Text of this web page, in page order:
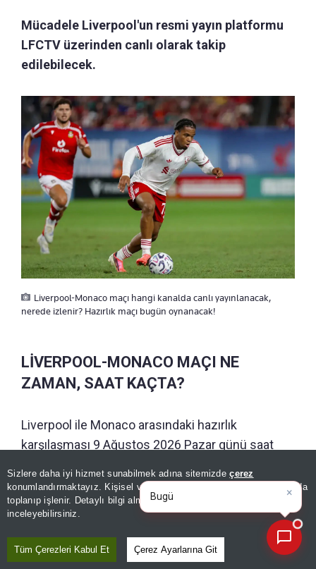
Sizlere daha iyi hizmet sunabilmek adına sitemizdeçerez
konumlandırmaktayız. Kişisel verileriniz, KVKK ve GDPR kapsamında
toplanıp işlenir. Detaylı bilgi almak için
inceleyebilirsiniz.
Tüm Çerezleri Kabul Et Çerez Ayarlarına Git
Mücadele Liverpool'un resmi yayın platformu
LFCTV üzerinden canlı olarak takip
edilebilecek.
Liverpool-Monaco maçı hangi kanalda canlı yayınlanacak,
nerede izlenir? Hazırlık maçı bugün oynanacak!
LİVERPOOL-MONACO MAÇI NE
ZAMAN, SAAT KAÇTA?
Liverpool ile Monaco arasındaki hazırlık
karşılaşması 9 Ağustos 2026 Pazar günü saat
GÜNÜN ÖZETİ
×
Bugünün öne çıkan manşetleri
ve gelişmeleri neler